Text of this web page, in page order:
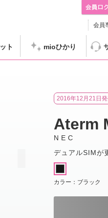
会員
ト mioひかり
2016年12月21日
Aterm
NEC
デュアルSIMが
カラー： ブラック